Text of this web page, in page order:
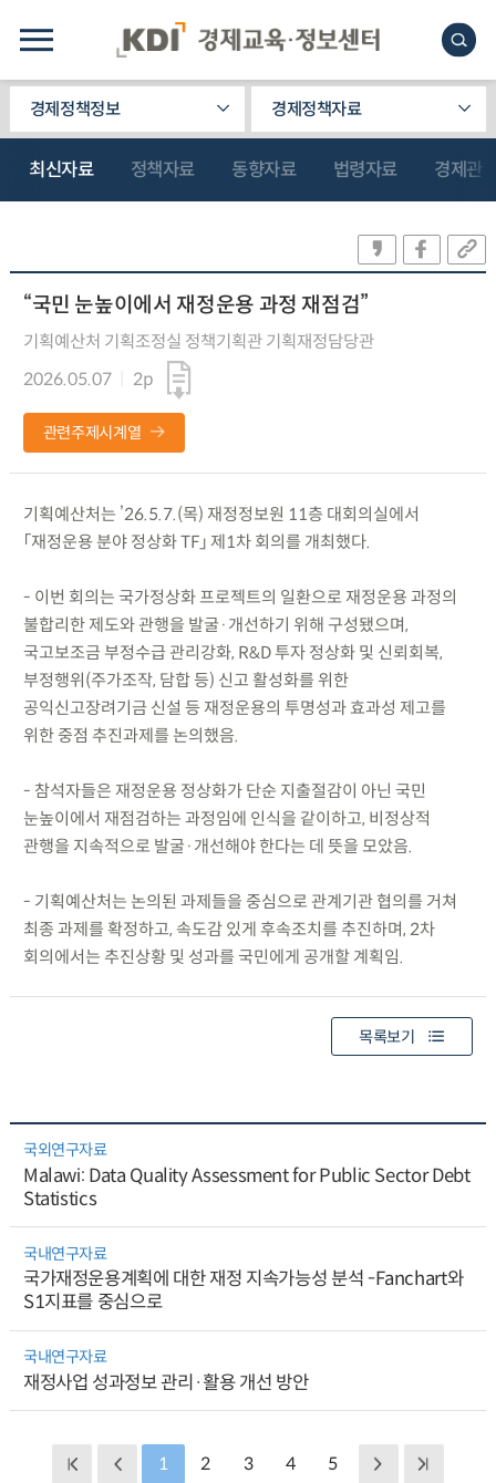
경제정책정보 경제정책자료
최신자료 정책자료 동향자료 법령자료 경제관
“국민 눈높이에서 재정운용 과정 재점검”
기획예산처 기획조정실 정책기획관 기획재정담당관
2026.05.07
2p
관련주제시계열
기획예산처는 ’26.5.7.(목) 재정정보원 11층 대회의실에서
「재정운용 분야 정상화 TF」 제1차 회의를 개최했다.
- 이번 회의는 국가정상화 프로젝트의 일환으로 재정운용 과정의
불합리한 제도와 관행을 발굴·개선하기 위해 구성됐으며,
국고보조금 부정수급 관리강화, R&D 투자 정상화 및 신뢰회복,
부정행위(주가조작, 담합 등) 신고 활성화를 위한
공익신고장려기금 신설 등 재정운용의 투명성과 효과성 제고를
위한 중점 추진과제를 논의했음.
- 참석자들은 재정운용 정상화가 단순 지출절감이 아닌 국민
눈높이에서 재점검하는 과정임에 인식을 같이하고, 비정상적
관행을 지속적으로 발굴·개선해야 한다는 데 뜻을 모았음.
- 기획예산처는 논의된 과제들을 중심으로 관계기관 협의를 거쳐
최종 과제를 확정하고, 속도감 있게 후속조치를 추진하며, 2차
회의에서는 추진상황 및 성과를 국민에게 공개할 계획임.
목록보기
국외연구자료
Malawi: Data Quality Assessment for Public Sector Debt
Statistics
국내연구자료
국가재정운용계획에 대한 재정 지속가능성 분석 -Fanchart와
S1지표를 중심으로
국내연구자료
재정사업 성과정보 관리·활용 개선 방안
1 2 3 4 5